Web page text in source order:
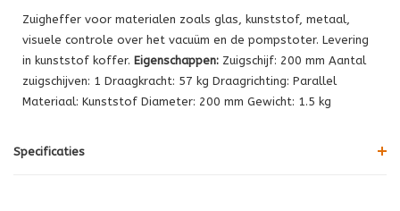
Zuigheffer voor materialen zoals glas, kunststof, metaal,
visuele controle over het vacuüm en de pompstoter. Levering
in kunststof koffer. Eigenschappen: Zuigschijf: 200 mm Aantal
zuigschijven: 1 Draagkracht: 57 kg Draagrichting: Parallel
Materiaal: Kunststof Diameter: 200 mm Gewicht: 1.5 kg
Specificaties